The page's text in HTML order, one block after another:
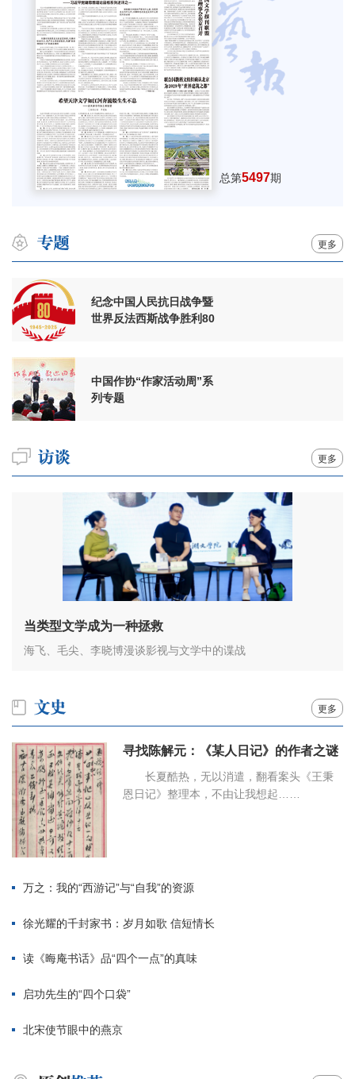
总第5497期
更多
纪念中国人民抗日战争暨
世界反法西斯战争胜利80
中国作协“作家活动周”系
列专题
更多
当类型文学成为一种拯救
海飞、毛尖、李晓博漫谈影视与文学中的谍战
更多
寻找陈解元：《某人日记》的作者之谜
长夏酷热，无以消遣，翻看案头《王秉
恩日记》整理本，不由让我想起……
万之：我的“西游记”与“自我”的资源
徐光耀的千封家书：岁月如歌 信短情长
读《晦庵书话》品“四个一点”的真味
启功先生的“四个口袋”
北宋使节眼中的燕京